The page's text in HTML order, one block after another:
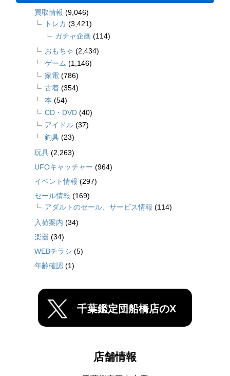
買取情報 (9,046)
トレカ (3,421)
ガチャ企画 (114)
おもちゃ (2,434)
ゲーム (1,146)
家電 (786)
古着 (354)
本 (54)
CD・DVD (40)
アイドル (37)
釣具 (23)
玩具 (2,263)
UFOキャッチャー (964)
イベント情報 (297)
セール情報 (169)
アダルトのセール、サービス情報 (114)
入荷案内 (34)
楽器 (34)
WEBチラシ (5)
年齢確認 (1)
千葉鑑定団船橋店のX
店舗情報